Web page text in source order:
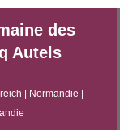
des
Autels
| Normandie |